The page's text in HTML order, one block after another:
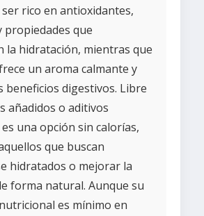
ser rico en antioxidantes,
propiedades que
la hidratación, mientras que
un aroma calmante y
beneficios digestivos. Libre
añadidos o aditivos
una opción sin calorías,
que buscan
hidratados o mejorar la
forma natural. Aunque su
es mínimo en